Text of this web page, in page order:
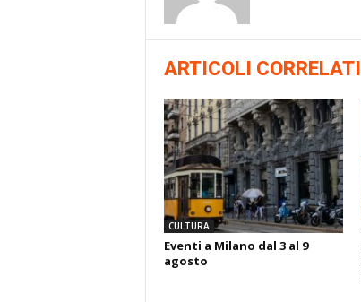
ARTICOLI CORRELATI
CULTURA
Eventi a Milano dal 3 al 9
agosto